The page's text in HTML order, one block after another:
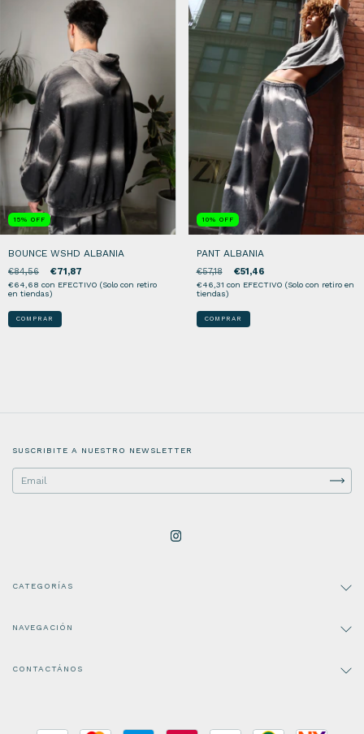
15% OFF
BOUNCE WSHD ALBANIA
€84,56 €71,87
€64,68 con EFECTIVO (Solo con retiro
en tiendas)
COMPRAR
10% OFF
PANT ALBANIA
€57,18 €51,46
€46,31 con EFECTIVO (Solo con retiro en
tiendas)
COMPRAR
SUSCRIBITE A NUESTRO NEWSLETTER
CATEGORÍAS
NAVEGACIÓN
CONTACTÁNOS